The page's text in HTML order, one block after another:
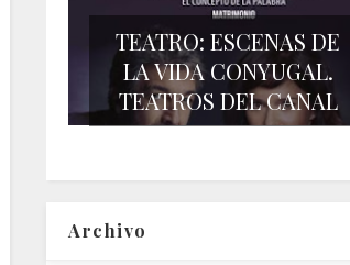
TEATRO: ESCENAS DE
LA VIDA CONYUGAL.
TEATROS DEL CANAL
Archivo